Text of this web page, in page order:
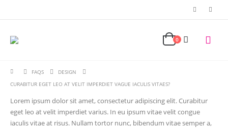
0
FAQS
DESIGN
CURABITUR EGET LEO AT VELIT IMPERDIET VAGUE IACULIS VITAES?
Lorem ipsum dolor sit amet, consectetur adipiscing elit. Curabitur
eget leo at velit imperdiet varius. In eu ipsum vitae velit congue
iaculis vitae at risus. Nullam tortor nunc, bibendum vitae semper a,